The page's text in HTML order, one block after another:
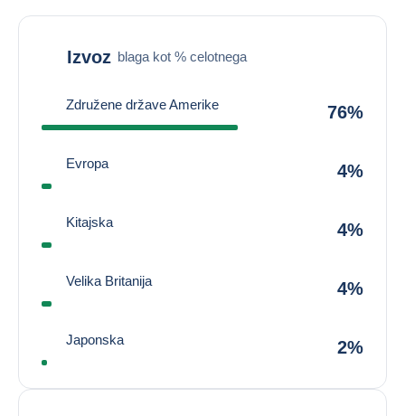
Izvoz blaga kot % celotnega
Združene države Amerike 76%
Evropa 4%
Kitajska 4%
Velika Britanija 4%
Japonska 2%